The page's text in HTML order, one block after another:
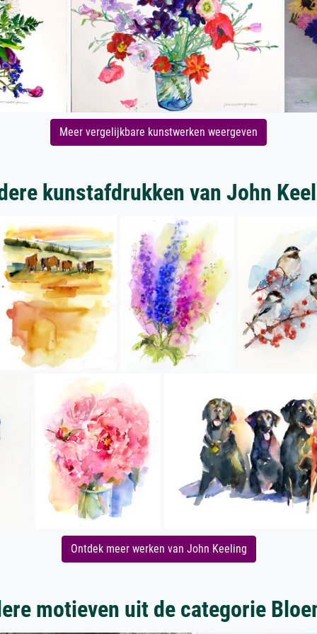
Meer vergelijkbare kunstwerken weergeven
kunstafdrukken van John
Ontdek meer werken van John Keeling
motieven uit de categorie